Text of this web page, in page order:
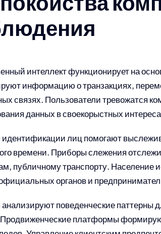
интеллект функционирует на
информацию о транзакциях,
связях. Пользователи тревожатся
данных в своекорыстных
лиц помогают
времени. Приборы слежения
публичному транспорту.
органов и
поведенческие паттерны
платформы